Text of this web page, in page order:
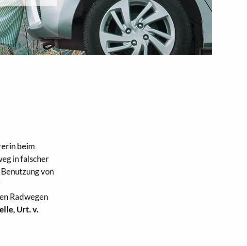
beim
in falscher
von
Radwegen
Urt. v.